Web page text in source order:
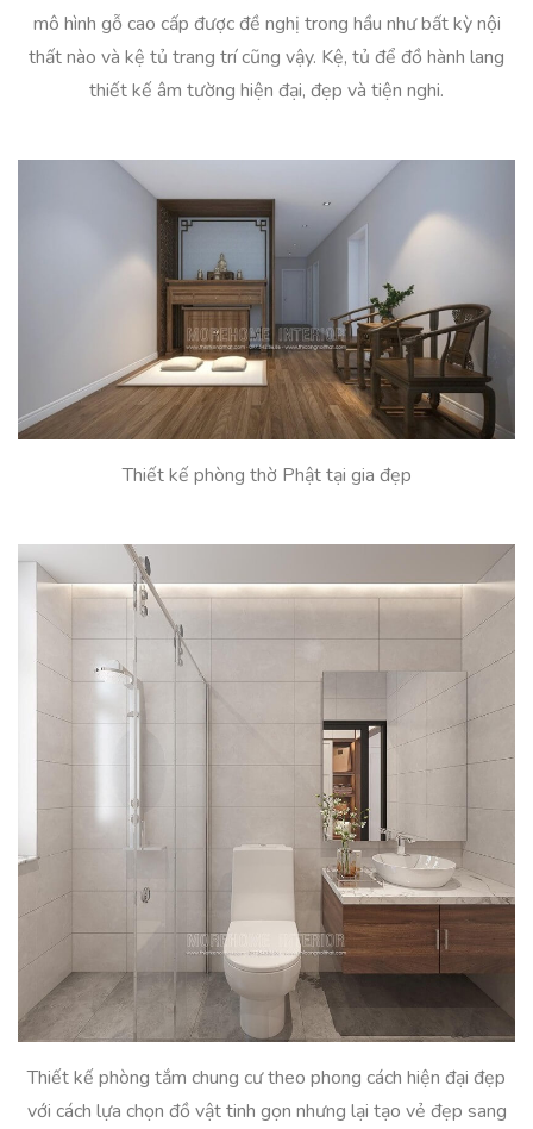
mô hình gỗ cao cấp được đề nghị trong hầu như bất kỳ nội
thất nào và kệ tủ trang trí cũng vậy. Kệ, tủ để đồ hành lang
thiết kế âm tường hiện đại, đẹp và tiện nghi.
Thiết kế phòng thờ Phật tại gia đẹp
Thiết kế phòng tắm chung cư theo phong cách hiện đại đẹp
với cách lựa chọn đồ vật tinh gọn nhưng lại tạo vẻ đẹp sang